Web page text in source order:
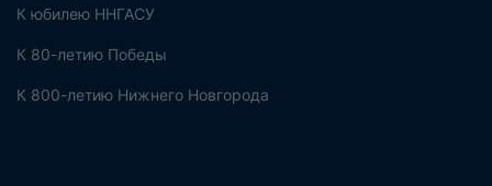
К юбилею ННГАСУ
К 80-летию Победы
К 800-летию Нижнего Новгорода